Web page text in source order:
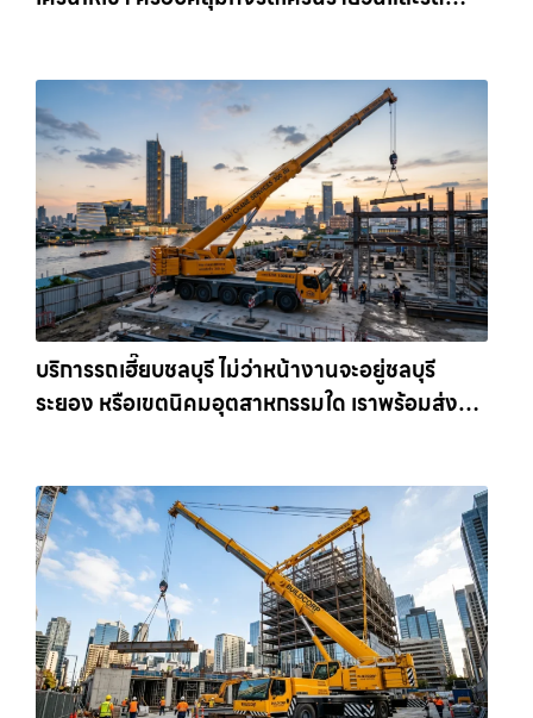
บริการรถเฮี๊ยบชลบุรี ไม่ว่าหน้างานจะอยู่ชลบุรี
ระยอง หรือเขตนิคมอุตสาหกรรมใด เราพร้อมส่งรถ